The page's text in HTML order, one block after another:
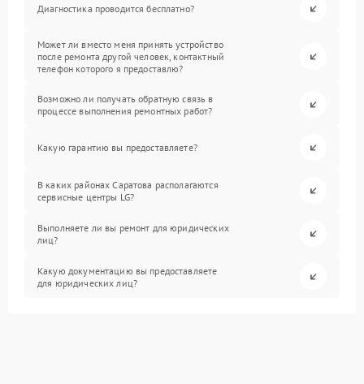
Диагностика проводится бесплатно?
Может ли вместо меня принять устройство
после ремонта другой человек, контактный
телефон которого я предоставлю?
Возможно ли получать обратную связь в
процессе выполнения ремонтных работ?
Какую гарантию вы предоставляете?
В каких районах Саратова располагаются
сервисные центры LG?
Выполняете ли вы ремонт для юридических
лиц?
Какую документацию вы предоставляете
для юридических лиц?